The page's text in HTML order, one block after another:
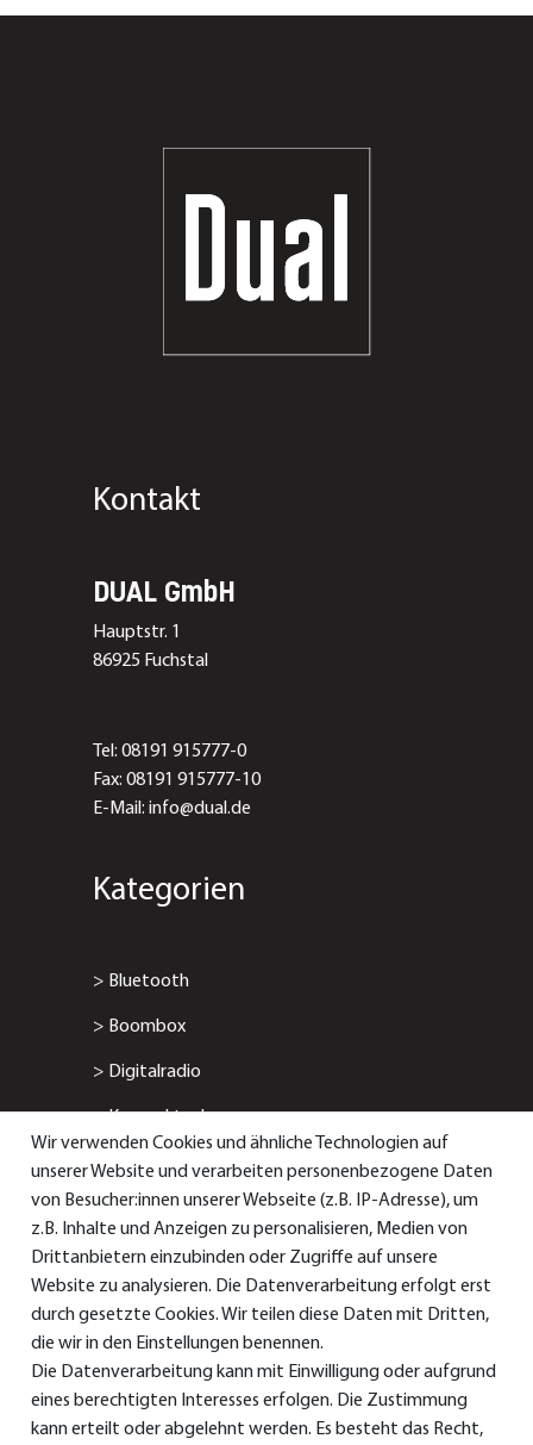
Kontakt
DUAL GmbH
Hauptstr. 1
86925 Fuchstal
Tel: 08191 915777-0
Fax: 08191 915777-10
E-Mail: info@dual.de
Kategorien
> Bluetooth
> Boombox
> Digitalradio
>Kompaktanlage
> Radiowecker
> Smart-/Internetradio
Service & Support
> Bedienungsanleitungen
>Konformitätserklärungen
Wir verwenden Cookies und ähnliche Technologien auf
unserer Website und verarbeiten personenbezogene Daten
von Besucher:innen unserer Webseite (z.B. IP-Adresse), um
z.B. Inhalte und Anzeigen zu personalisieren, Medien von
Drittanbietern einzubinden oder Zugriffe auf unsere
Website zu analysieren. Die Datenverarbeitung erfolgt erst
durch gesetzte Cookies. Wir teilen diese Daten mit Dritten,
die wir in den Einstellungen benennen.
Die Datenverarbeitung kann mit Einwilligung oder aufgrund
eines berechtigten Interesses erfolgen. Die Zustimmung
kann erteilt oder abgelehnt werden. Es besteht das Recht,